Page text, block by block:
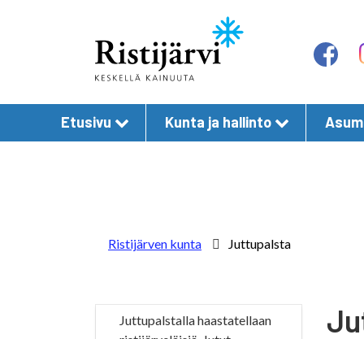
Etusivu Kunta ja hallinto
Ristijärven kunta Juttupalsta
Juttupalstalla haastatellaan